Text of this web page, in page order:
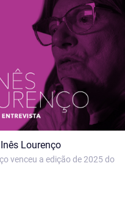
Lourenço
venceu a edição de 2025 do